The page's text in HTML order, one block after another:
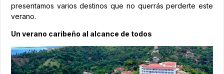
presentamos varios destinos que no querrás perderte este
verano.
Un verano caribeño al alcance de todos